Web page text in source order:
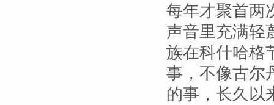
每年才聚首两
声音里充满轻
族在科什哈格
事，不像古尔
的事，长久以